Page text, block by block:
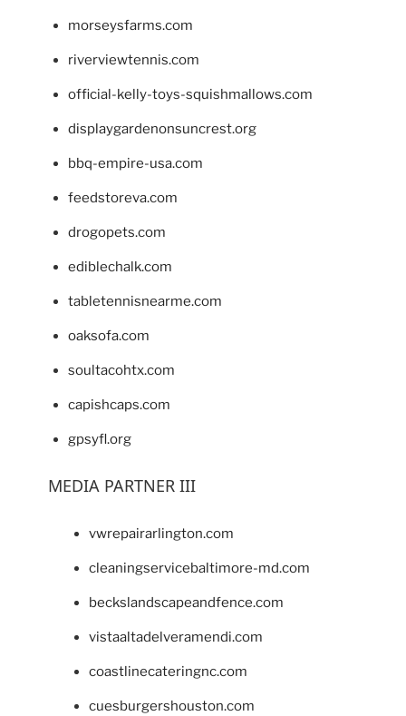
morseysfarms.com
riverviewtennis.com
official-kelly-toys-squishmallows.com
displaygardenonsuncrest.org
bbq-empire-usa.com
feedstoreva.com
drogopets.com
ediblechalk.com
tabletennisnearme.com
oaksofa.com
soultacohtx.com
capishcaps.com
gpsyfl.org
MEDIA PARTNER III
vwrepairarlington.com
cleaningservicebaltimore-md.com
beckslandscapeandfence.com
vistaaltadelveramendi.com
coastlinecateringnc.com
cuesburgershouston.com